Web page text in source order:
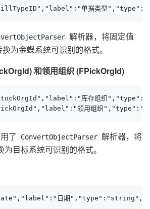
单据类型
解析器，将固定值
换为金蝶系统可识别的格式。
和领用组织 (FPickOrgId)
库存组织
领用组织
了 ConvertObjectParser 解析器，将
为目标系统可识别的格式。
日期